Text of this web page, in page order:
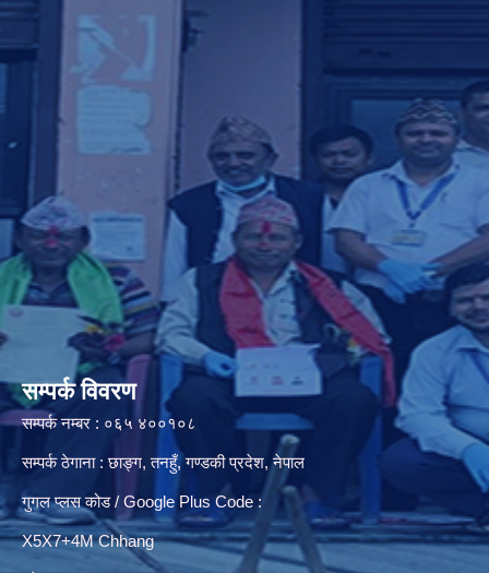
सम्पर्क विवरण
सम्पर्क नम्बर : ०६५ ४००१०८
सम्पर्क ठेगाना : छाङ्ग, तनहुँ, गण्डकी प्रदेश, नेपाल
गुगल प्लस कोड / Google Plus Code :
X5X7+4M Chhang